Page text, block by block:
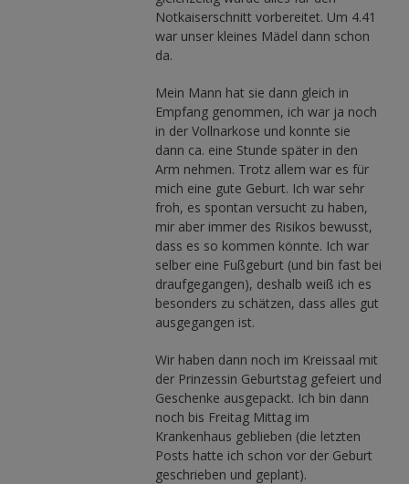
Notkaiserschnitt vorbereitet. Um 4.41
war unser kleines Mädel dann schon
da.
Mein Mann hat sie dann gleich in
Empfang genommen, ich war ja noch
in der Vollnarkose und konnte sie
dann ca. eine Stunde später in den
Arm nehmen. Trotz allem war es für
mich eine gute Geburt. Ich war sehr
froh, es spontan versucht zu haben,
mir aber immer des Risikos bewusst,
dass es so kommen könnte. Ich war
selber eine Fußgeburt (und bin fast bei
draufgegangen), deshalb weiß ich es
besonders zu schätzen, dass alles gut
ausgegangen ist.
Wir haben dann noch im Kreissaal mit
der Prinzessin Geburtstag gefeiert und
Geschenke ausgepackt. Ich bin dann
noch bis Freitag Mittag im
Krankenhaus geblieben (die letzten
Posts hatte ich schon vor der Geburt
geschrieben und geplant).